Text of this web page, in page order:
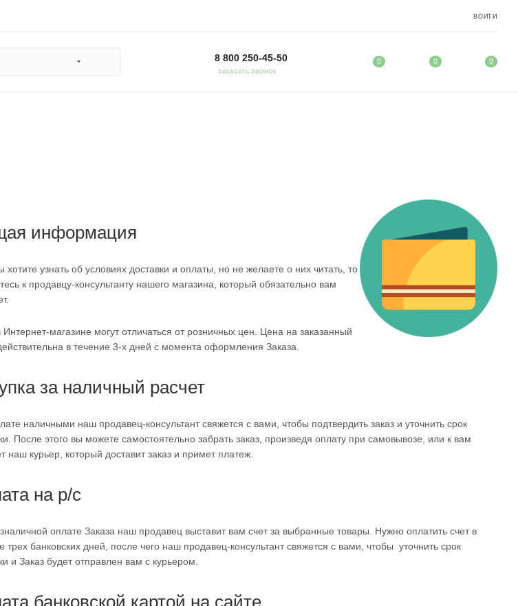
ВОЙТИ
8 800 250-45-50
ЗАКАЗАТЬ ЗВОНОК
0 0 0
информация
хотите узнать об условиях доставки и оплаты, но не желаете о них читать, то
к продавцу-консультанту нашего магазина, который обязательно вам
магазине могут отличаться от розничных цен. Цена на заказанный
в течение 3-х дней с момента оформления Заказа.
за наличный расчет
наличными наш продавец-консультант свяжется с вами, чтобы подтвердить заказ и уточнить срок
После этого вы можете самостоятельно забрать заказ, произведя оплату при самовывозе, или к вам
наш курьер, который доставит заказ и примет платеж.
на р/с
оплате Заказа наш продавец выставит вам счет за выбранные товары. Нужно оплатить счет в
трех банковских дней, после чего наш продавец-консультант свяжется с вами, чтобы уточнить срок
и Заказ будет отправлен вам с курьером.
банковской картой на сайте